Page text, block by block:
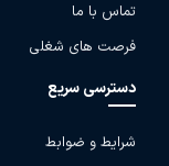
تماس با ما
فرصت های شغلی
دسترسی سریع
شرایط و ضوابط